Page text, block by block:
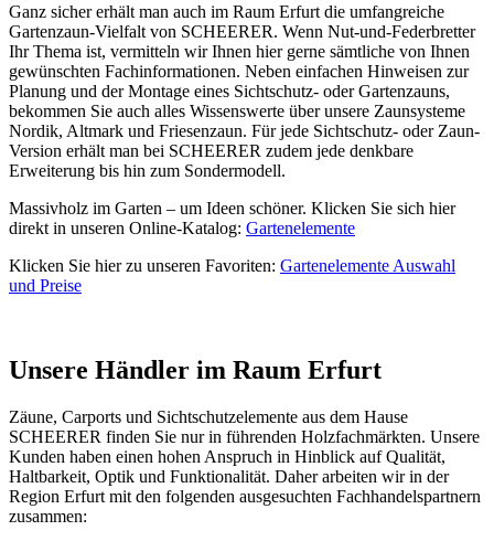
Ganz sicher erhält man auch im Raum Erfurt die umfangreiche
Gartenzaun-Vielfalt von SCHEERER. Wenn Nut-und-Federbretter
Ihr Thema ist, vermitteln wir Ihnen hier gerne sämtliche von Ihnen
gewünschten Fachinformationen. Neben einfachen Hinweisen zur
Planung und der Montage eines Sichtschutz- oder Gartenzauns,
bekommen Sie auch alles Wissenswerte über unsere Zaunsysteme
Nordik, Altmark und Friesenzaun. Für jede Sichtschutz- oder Zaun-
Version erhält man bei SCHEERER zudem jede denkbare
Erweiterung bis hin zum Sondermodell.
Massivholz im Garten – um Ideen schöner. Klicken Sie sich hier
direkt in unseren Online-Katalog: Gartenelemente
Klicken Sie hier zu unseren Favoriten: Gartenelemente Auswahl
und Preise
Unsere Händler im Raum Erfurt
Zäune, Carports und Sichtschutzelemente aus dem Hause
SCHEERER finden Sie nur in führenden Holzfachmärkten. Unsere
Kunden haben einen hohen Anspruch in Hinblick auf Qualität,
Haltbarkeit, Optik und Funktionalität. Daher arbeiten wir in der
Region Erfurt mit den folgenden ausgesuchten Fachhandelspartnern
zusammen: